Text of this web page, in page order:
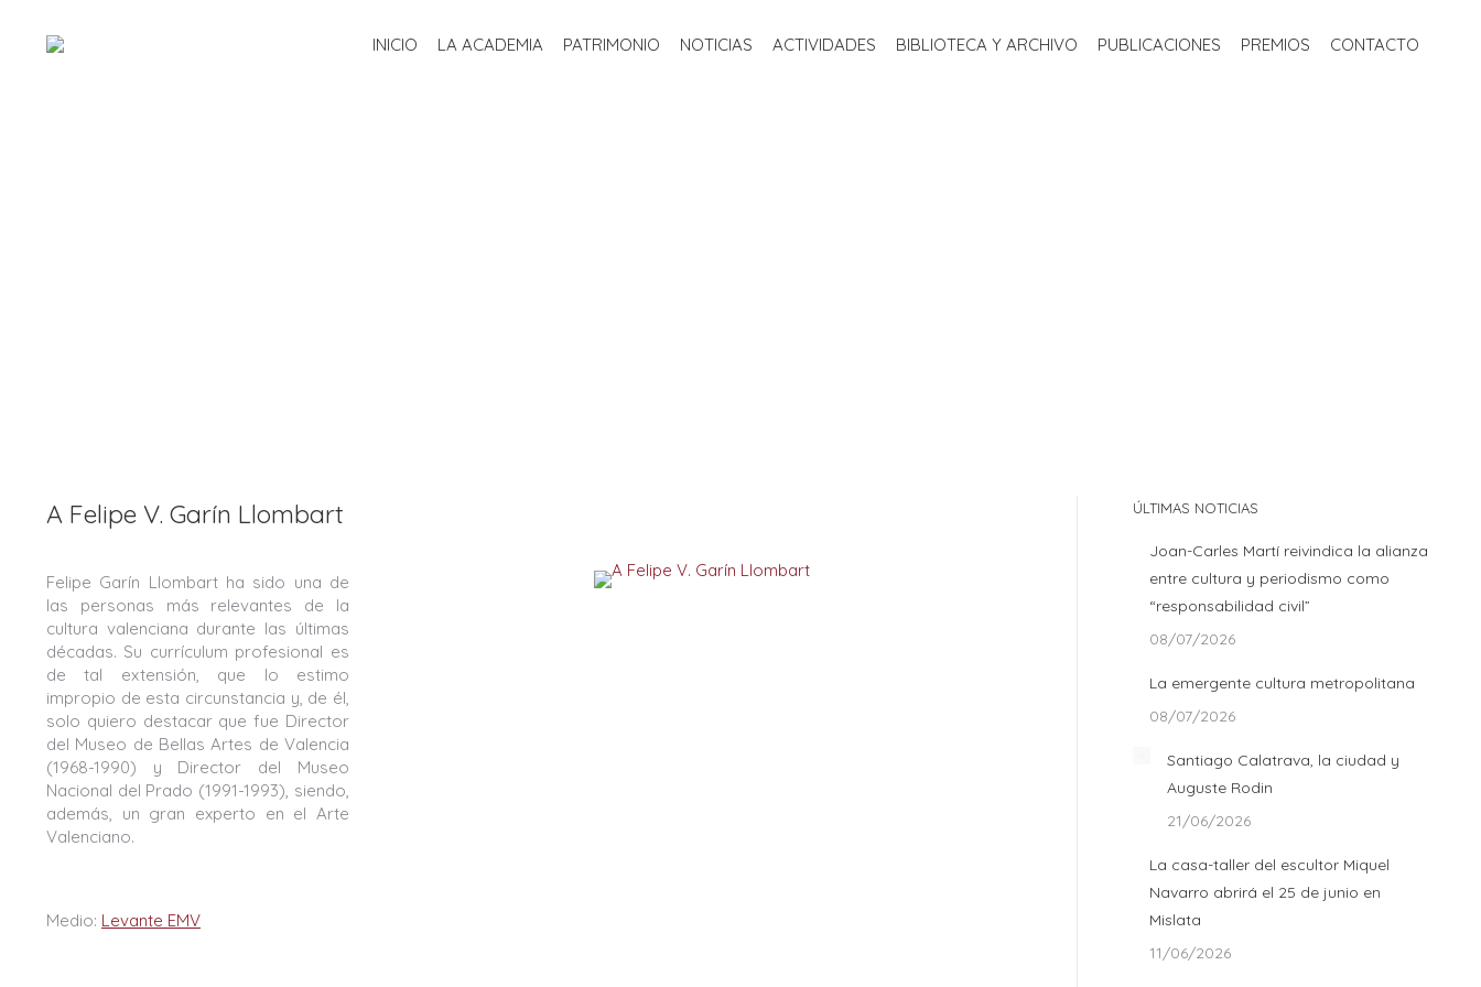
INICIO LA ACADEMIA PATRIMONIO NOTICIAS ACTIVIDADES BIBLIOTECA Y ARCHIVO PUBLICACIONES PREMIOS CONTACTO
A Felipe V. Garín Llombart
Felipe Garín Llombart ha sido una de
las personas más relevantes de la
cultura valenciana durante las últimas
décadas. Su currículum profesional es
de tal extensión, que lo estimo
impropio de esta circunstancia y, de él,
solo quiero destacar que fue Director
del Museo de Bellas Artes de Valencia
(1968-1990) y Director del Museo
Nacional del Prado (1991-1993), siendo,
además, un gran experto en el Arte
Valenciano.
Medio: Levante EMV
ÚLTIMAS NOTICIAS
Joan-Carles Martí reivindica la alianza
entre cultura y periodismo como
“responsabilidad civil”
08/07/2026
La emergente cultura metropolitana
08/07/2026
Santiago Calatrava, la ciudad y
Auguste Rodin
21/06/2026
La casa-taller del escultor Miquel
Navarro abrirá el 25 de junio en
Mislata
11/06/2026
INICIO LA ACADEMIA PATRIMONIO NOTICIAS ACTIVIDADES BIBLIOTECA Y ARCHIVO PUBLICACIONES PREMIOS